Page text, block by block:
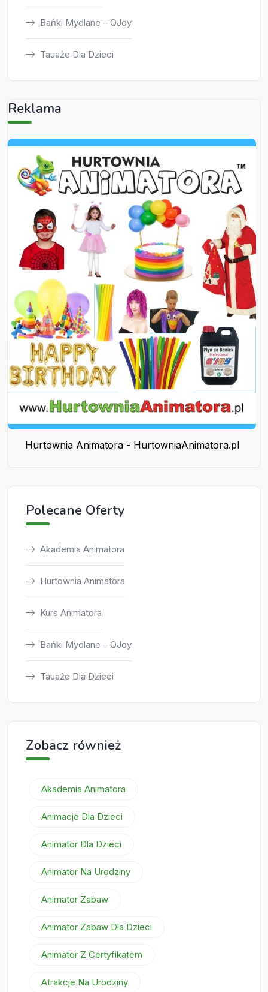
Bańki Mydlane – QJoy
Tauaże Dla Dzieci
Reklama
Hurtownia Animatora - HurtowniaAnimatora.pl
Polecane Oferty
Akademia Animatora
Hurtownia Animatora
Kurs Animatora
Bańki Mydlane – QJoy
Tauaże Dla Dzieci
Zobacz również
Akademia Animatora
Animacje Dla Dzieci
Animator Dla Dzieci
Animator Na Urodziny
Animator Zabaw
Animator Zabaw Dla Dzieci
Animator Z Certyfikatem
Atrakcje Na Urodziny